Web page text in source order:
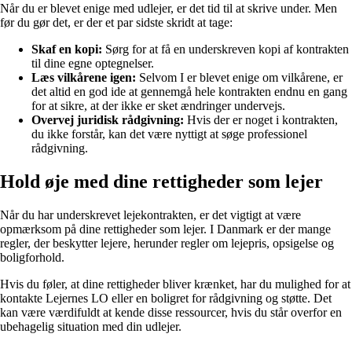
Når du er blevet enige med udlejer, er det tid til at skrive under. Men
før du gør det, er der et par sidste skridt at tage:
Skaf en kopi: Sørg for at få en underskreven kopi af kontrakten
til dine egne optegnelser.
Læs vilkårene igen: Selvom I er blevet enige om vilkårene, er
det altid en god ide at gennemgå hele kontrakten endnu en gang
for at sikre, at der ikke er sket ændringer undervejs.
Overvej juridisk rådgivning: Hvis der er noget i kontrakten,
du ikke forstår, kan det være nyttigt at søge professionel
rådgivning.
Hold øje med dine rettigheder som lejer
Når du har underskrevet lejekontrakten, er det vigtigt at være
opmærksom på dine rettigheder som lejer. I Danmark er der mange
regler, der beskytter lejere, herunder regler om lejepris, opsigelse og
boligforhold.
Hvis du føler, at dine rettigheder bliver krænket, har du mulighed for at
kontakte Lejernes LO eller en boligret for rådgivning og støtte. Det
kan være værdifuldt at kende disse ressourcer, hvis du står overfor en
ubehagelig situation med din udlejer.